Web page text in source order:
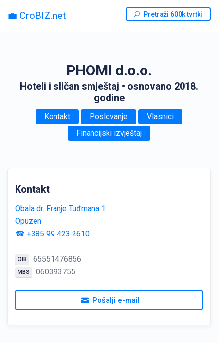
💼 CroBIZ.net Pretraži 600k tvrtki
PHOMI d.o.o.
Hoteli i sličan smještaj • osnovano 2018.
godine
Kontakt Poslovanje
Vlasnici
Financijski izvještaj
Kontakt
Obala dr. Franje Tuđmana 1
Opuzen
☎ +385 99 423 2610
OIB 65551476856
MBS 060393755
Pošalji e-mail